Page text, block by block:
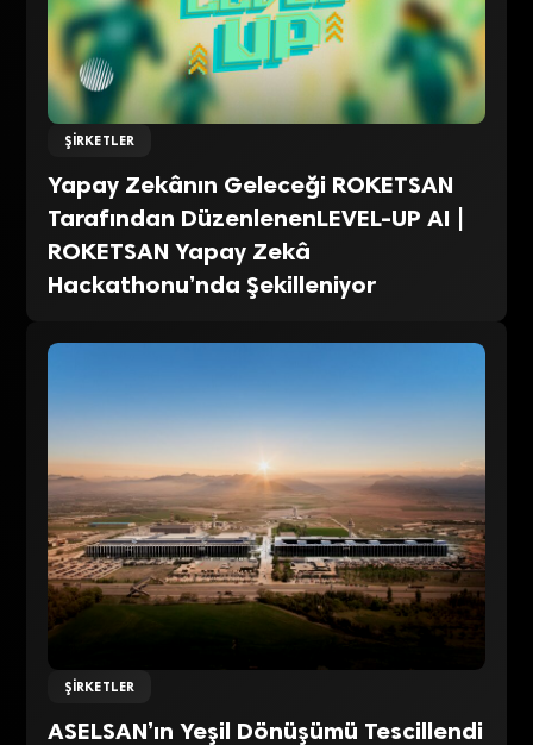
ŞIRKETLER
Yapay Zekânın Geleceği ROKETSAN
Tarafından DüzenlenenLEVEL-UP AI |
ROKETSAN Yapay Zekâ
Hackathonu’nda Şekilleniyor
ŞIRKETLER
ASELSAN’ın Yeşil Dönüşümü Tescillendi